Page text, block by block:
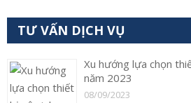
TƯ VẤN DỊCH VỤ
Xu hướng lựa chọn
năm 2023
08/09/2023